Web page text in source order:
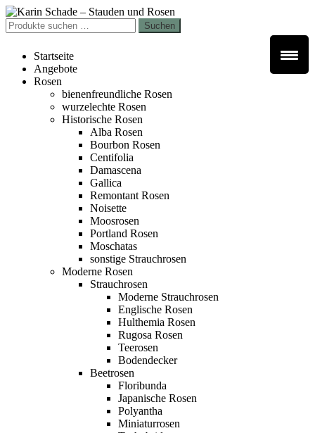
Zur
Navigation
springen
Zum
Inhalt
springen
Suchen
nach:
Suchen
Startseite
Angebote
Rosen
bienenfreundliche Rosen
wurzelechte Rosen
Historische Rosen
Alba Rosen
Bourbon Rosen
Centifolia
Damascena
Gallica
Remontant Rosen
Noisette
Moosrosen
Portland Rosen
Moschatas
sonstige Strauchrosen
Moderne Rosen
Strauchrosen
Moderne Strauchrosen
Englische Rosen
Hulthemia Rosen
Rugosa Rosen
Teerosen
Bodendecker
Beetrosen
Floribunda
Japanische Rosen
Polyantha
Miniaturrosen